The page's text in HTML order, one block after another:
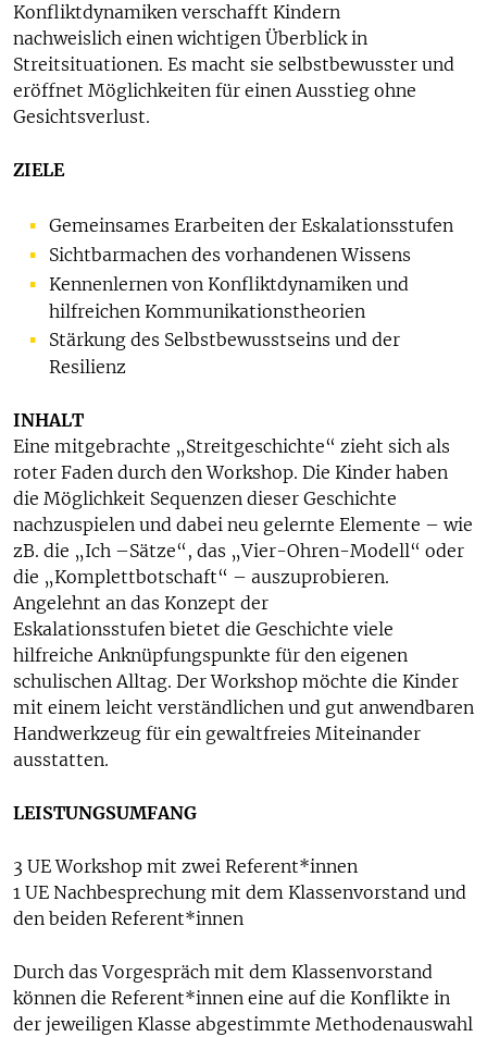
Konfliktdynamiken verschafft Kindern
nachweislich einen wichtigen Überblick in
Streitsituationen. Es macht sie selbstbewusster und
eröffnet Möglichkeiten für einen Ausstieg ohne
Gesichtsverlust.
ZIELE
Gemeinsames Erarbeiten der Eskalationsstufen
Sichtbarmachen des vorhandenen Wissens
Kennenlernen von Konfliktdynamiken und
hilfreichen Kommunikationstheorien
Stärkung des Selbstbewusstseins und der
Resilienz
INHALT
Eine mitgebrachte „Streitgeschichte“ zieht sich als
roter Faden durch den Workshop. Die Kinder haben
die Möglichkeit Sequenzen dieser Geschichte
nachzuspielen und dabei neu gelernte Elemente – wie
zB. die „Ich –Sätze“, das „Vier-Ohren-Modell“ oder
die „Komplettbotschaft“ – auszuprobieren.
Angelehnt an das Konzept der
Eskalationsstufen bietet die Geschichte viele
hilfreiche Anknüpfungspunkte für den eigenen
schulischen Alltag. Der Workshop möchte die Kinder
mit einem leicht verständlichen und gut anwendbaren
Handwerkzeug für ein gewaltfreies Miteinander
ausstatten.
LEISTUNGSUMFANG
3 UE Workshop mit zwei Referent*innen
1 UE Nachbesprechung mit dem Klassenvorstand und
den beiden Referent*innen
Durch das Vorgespräch mit dem Klassenvorstand
können die Referent*innen eine auf die Konflikte in
der jeweiligen Klasse abgestimmte Methodenauswahl